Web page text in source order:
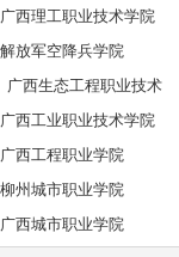
广西理工职业技术学院
解放军空降兵学院
广西生态工程职业技术
学院
广西工业职业技术学院
广西工程职业学院
柳州城市职业学院
广西城市职业学院